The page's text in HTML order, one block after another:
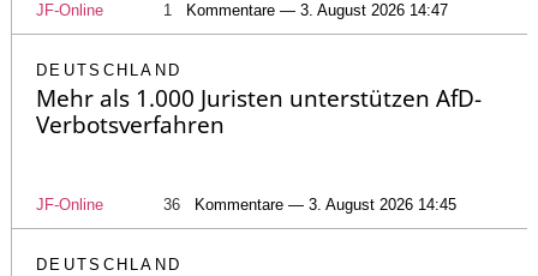
JF-Online 1 Kommentare — 3. August 2026 14:47
DEUTSCHLAND
Mehr als 1.000 Juristen unterstützen AfD-
Verbotsverfahren
JF-Online 36 Kommentare — 3. August 2026 14:45
DEUTSCHLAND